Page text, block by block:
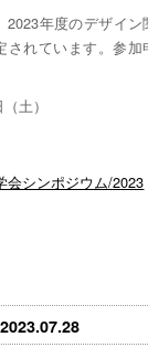
年度のデザイ
されています。参加
土）
会シンポジウム/2023